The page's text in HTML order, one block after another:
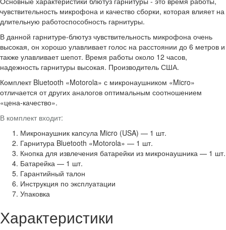
чувствительность микрофона и качество сборки, которая влияет на
длительную работоспособность гарнитуры.
В данной гарнитуре-блютуз чувствительность микрофона очень
высокая, он хорошо улавливает голос на расстоянии до 6 метров и
также улавливает шепот. Время работы около 12 часов,
надежность гарнитуры высокая. Производитель США.
Комплект Bluetooth «Motorola» с микронаушником «Micro»
отличается от других аналогов оптимальным соотношением
«цена-качество».
В комплект входит:
Микронаушник капсула Micro (USA) — 1 шт.
Гарнитура Bluetooth «Motorola» — 1 шт.
Кнопка для извлечения батарейки из микронаушника — 1 шт.
Батарейка — 1 шт.
Гарантийный талон
Инструкция по эксплуатации
Упаковка
Характеристики